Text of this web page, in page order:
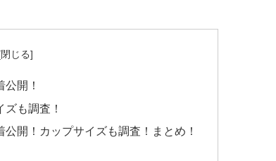
開！
も調査！
開！カップサイズも調査！まとめ！